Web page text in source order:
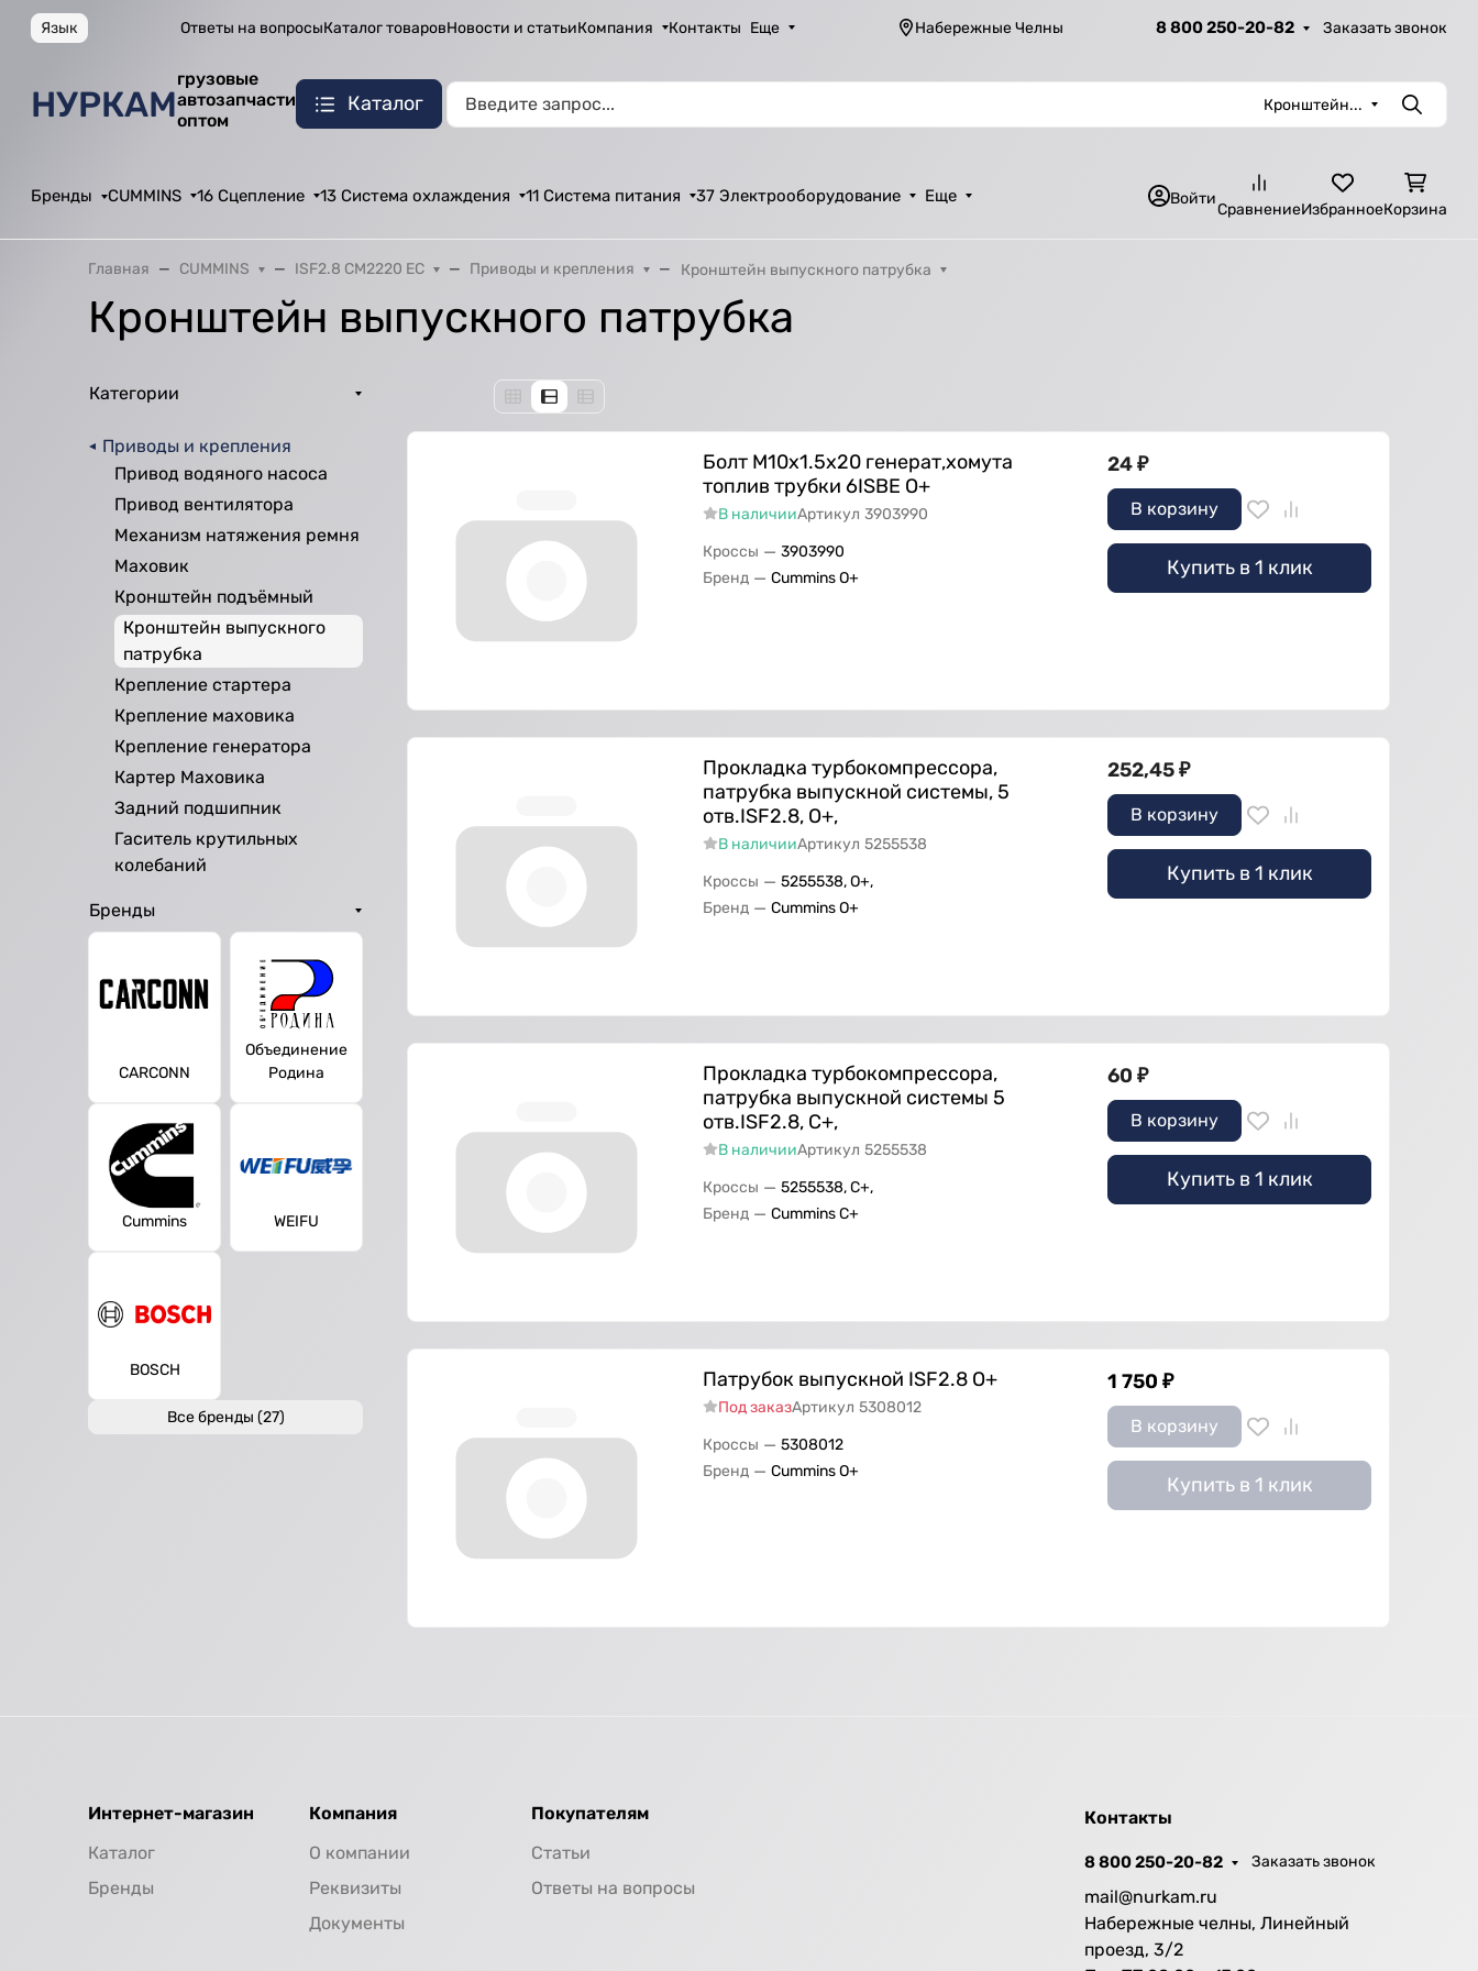
Язык Ответы на вопросыКаталог товаровНовости и статьиКомпания Контакты Еще Набережные Челны 8 800 250-20-82 Заказать звонок
НУРКАМ
грузовые
автозапчасти
оптом
Каталог Кронштейн... Поиск
Бренды CUMMINS 16 Сцепление 13 Система охлаждения 11 Система питания 37 Электрооборудование Еще Войти
СравнениеИзбранноеКорзина
Главная CUMMINS ISF2.8 CM2220 EC Приводы и крепления Кронштейн выпускного патрубка
Кронштейн выпускного патрубка
Категории
Приводы и крепления
Привод водяного насоса
Привод вентилятора
Механизм натяжения ремня
Маховик
Кронштейн подъёмный
Кронштейн выпускного
патрубка
Крепление стартера
Крепление маховика
Крепление генератора
Картер Маховика
Задний подшипник
Гаситель крутильных
колебаний
Бренды
CARCONN
Объединение
Родина
Cummins WEIFU
BOSCH
Все бренды (27)
Болт M10х1.5х20 генерат,хомута
топлив трубки 6ISBE O+
В наличииАртикул 3903990
Кроссы — 3903990
Бренд — Cummins O+
24₽
В корзину
Купить в 1 клик
Прокладка турбокомпрессора,
патрубка выпускной системы, 5
отв.ISF2.8, О+,
В наличииАртикул 5255538
Кроссы — 5255538, О+,
Бренд — Cummins O+
252,45₽
В корзину
Купить в 1 клик
Прокладка турбокомпрессора,
патрубка выпускной системы 5
отв.ISF2.8, С+,
В наличииАртикул 5255538
Кроссы — 5255538, С+,
Бренд — Cummins C+
60 ₽
В корзину
Купить в 1 клик
Патрубок выпускной ISF2.8 О+
Под заказАртикул 5308012
Кроссы — 5308012
Бренд — Cummins O+
1 750 ₽
В корзину
Купить в 1 клик
Интернет-магазин
Каталог
Бренды
Компания
О компании
Реквизиты
Документы
Покупателям
Статьи
Ответы на вопросы
Контакты
8 800 250-20-82 Заказать звонок
mail@nurkam.ru
Набережные челны, Линейный
проезд, 3/2